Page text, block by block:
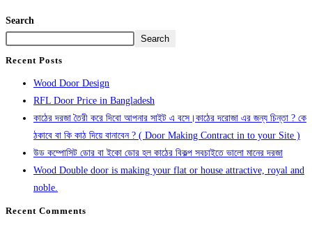
Search
Search
Recent Posts
Wood Door Design
RFL Door Price in Bangladesh
কাঠের দরজা তৈরী করে দিবো আপনার সাইট এ বসে।কাঠের দরোজা এর জন্য চিন্তা ? কে
ঠকাবে বা কি কাঠ দিয়ে বানাবেন ? ( Door Making Contract in to your Site )
উড কম্পোসিট ডোর বা ইকো ডোর হল কাঠের বিকল্প সবচাইতে ভালো মানের দরজা
Wood Double door is making your flat or house attractive, royal and
noble.
Recent Comments